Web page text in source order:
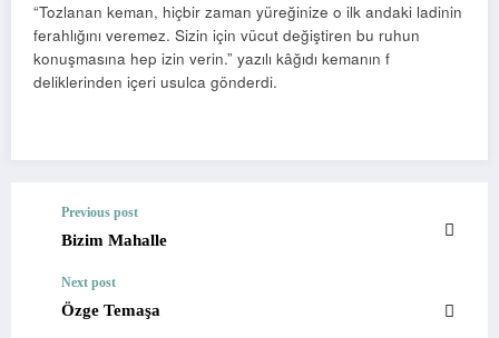
“Tozlanan keman, hiçbir zaman yüreğinize o ilk andaki ladinin
ferahlığını veremez. Sizin için vücut değiştiren bu ruhun
konuşmasına hep izin verin.” yazılı kâğıdı kemanın f
deliklerinden içeri usulca gönderdi.
Previous post
Bizim Mahalle
Next post
Özge Temaşa